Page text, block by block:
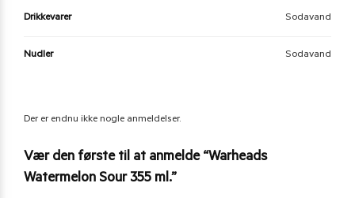
Drikkevarer Sodavand
Nudler Sodavand
Der er endnu ikke nogle anmeldelser.
Vær den første til at anmelde “Warheads
Watermelon Sour 355 ml.”